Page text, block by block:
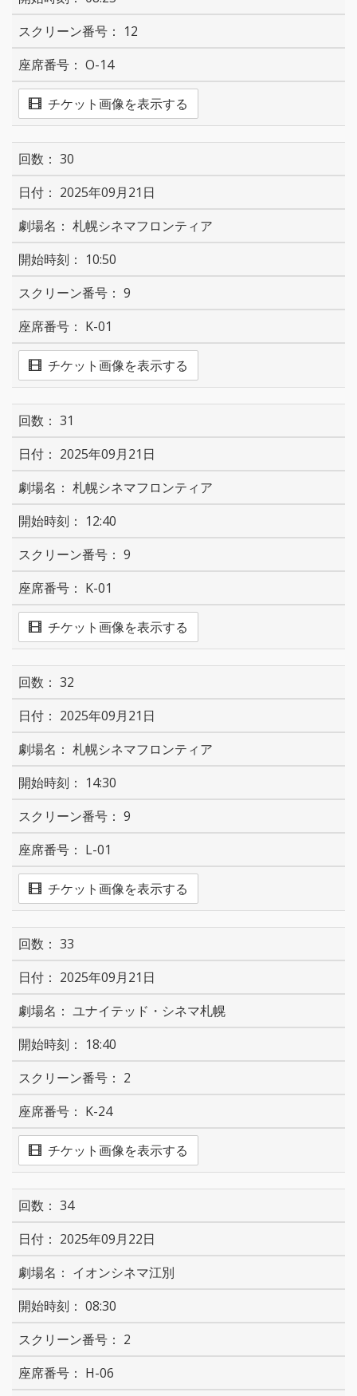
12
O-14
チケット画像を表示する
30
2025年09月21日
札幌シネマフロンティア
10:50
9
K-01
チケット画像を表示する
31
2025年09月21日
札幌シネマフロンティア
12:40
9
K-01
チケット画像を表示する
32
2025年09月21日
札幌シネマフロンティア
14:30
9
L-01
チケット画像を表示する
33
2025年09月21日
ユナイテッド・シネマ札幌
18:40
2
K-24
チケット画像を表示する
34
2025年09月22日
イオンシネマ江別
08:30
2
H-06